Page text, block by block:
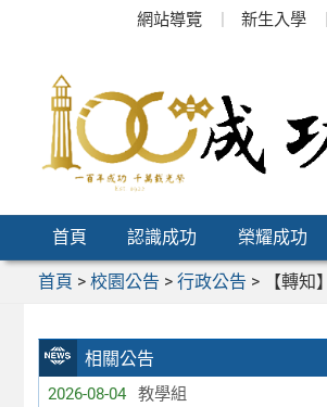
網站導覽 新生入學
首頁 認識成功 榮耀成功
首頁 > 校園公告 > 行政公告 > 【轉
相關公告
2026-08-04 教學組